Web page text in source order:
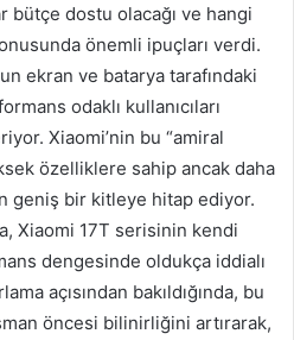
bütçe dostu olacağı ve hangi
önemli ipuçları verdi.
ekran ve batarya tarafındaki
odaklı kullanıcıları
Xiaomi’nin bu “amiral
özelliklere sahip ancak daha
geniş bir kitleye hitap ediyor.
Xiaomi 17T serisinin kendi
dengesinde oldukça iddialı
açısından bakıldığında, bu
öncesi bilinirliğini artırarak,